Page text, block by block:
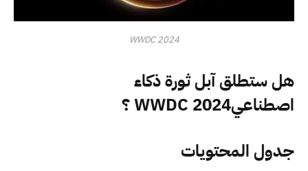
WWDC 2024
هل ستطلق آبل ثورة ذكاء
اصطناعيWWDC 2024؟
جدول المحتويات